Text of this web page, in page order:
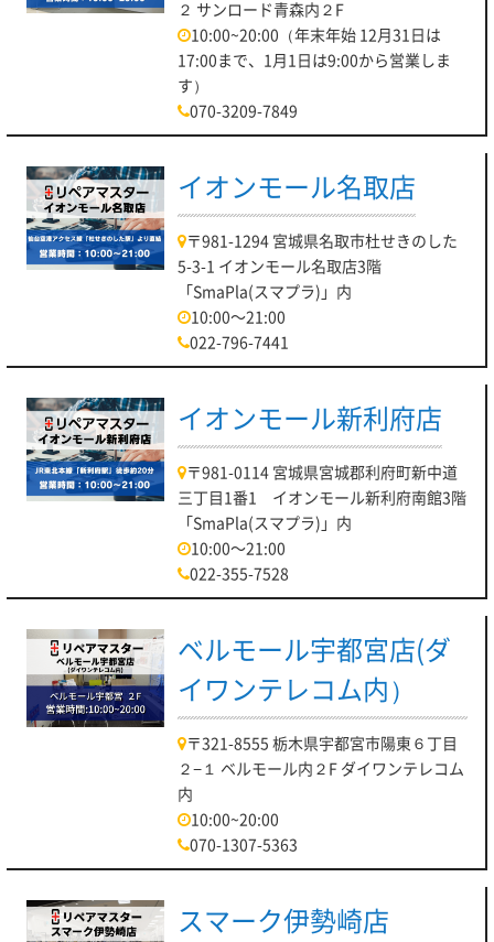
２ サンロード青森内２F
10:00~20:00（年末年始 12月31日は
17:00まで、1月1日は9:00から営業しま
す）
070-3209-7849
イオンモール名取店
〒981-1294 宮城県名取市杜せきのした
5-3-1 イオンモール名取店3階
「SmaPla(スマプラ)」内
10:00～21:00
022-796-7441
イオンモール新利府店
〒981-0114 宮城県宮城郡利府町新中道
三丁目1番1 イオンモール新利府南館3階
「SmaPla(スマプラ)」内
10:00～21:00
022-355-7528
ベルモール宇都宮店(ダ
イワンテレコム内）
〒321-8555 栃木県宇都宮市陽東６丁目
２−１ ベルモール内２F ダイワンテレコム
内
10:00~20:00
070-1307-5363
スマーク伊勢崎店